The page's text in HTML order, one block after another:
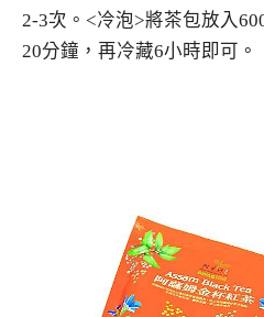
2-3次。<冷泡>將茶包放入
20分鐘，再冷藏6小時即可。